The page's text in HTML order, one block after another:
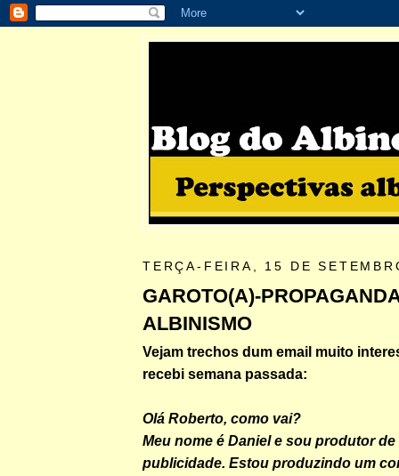
TERÇA-FEIRA, 15 DE
GAROTO(A)-
ALBINISMO
Vejam trechos dum email muito
recebi semana passada:
Olá Roberto, como vai?
Meu nome é Daniel e sou produtor
publicidade. Estou produzindo um